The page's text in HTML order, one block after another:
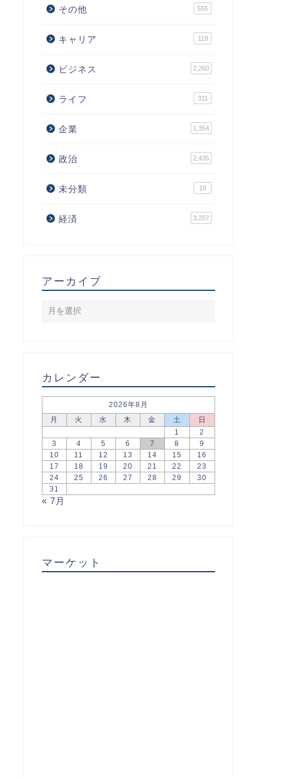
その他 555
キャリア 119
ビジネス 2,260
ライフ 311
企業 1,354
政治 2,435
未分類 10
経済 3,207
アーカイブ
カレンダー
2026年8月
月
火 水 木 金 土
日
1
2
3
4 5 6 7 8
9
10
11 12 13 14 15
16
17
18 19 20 21 22
23
24
25 26 27 28 29
30
31
« 7月
マーケット